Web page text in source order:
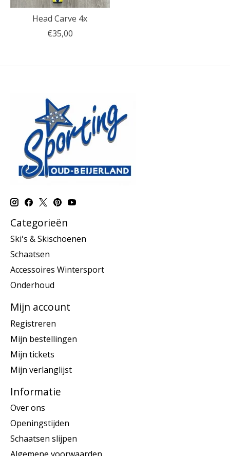
Head Carve 4x
€35,00
Categorieën
Ski's & Skischoenen
Schaatsen
Accessoires Wintersport
Onderhoud
Mijn account
Registreren
Mijn bestellingen
Mijn tickets
Mijn verlanglijst
Informatie
Over ons
Openingstijden
Schaatsen slijpen